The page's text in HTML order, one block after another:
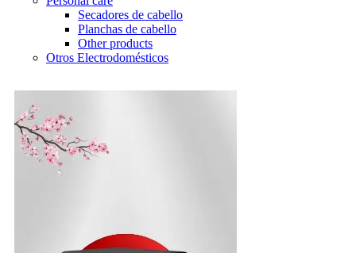
Secadores de cabello
Planchas de cabello
Other products
Otros Electrodomésticos